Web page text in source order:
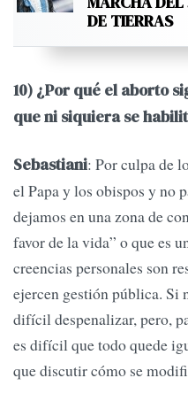
DE TIERRAS
10) ¿Por qué el aborto
que ni siquiera se
Sebastiani: Por culpa de
el Papa y los obispos y no
dejamos en una zona de
favor de la vida” o que es
creencias personales son
ejercen gestión pública. Si
difícil despenalizar, pero,
es difícil que todo quede
que discutir cómo se